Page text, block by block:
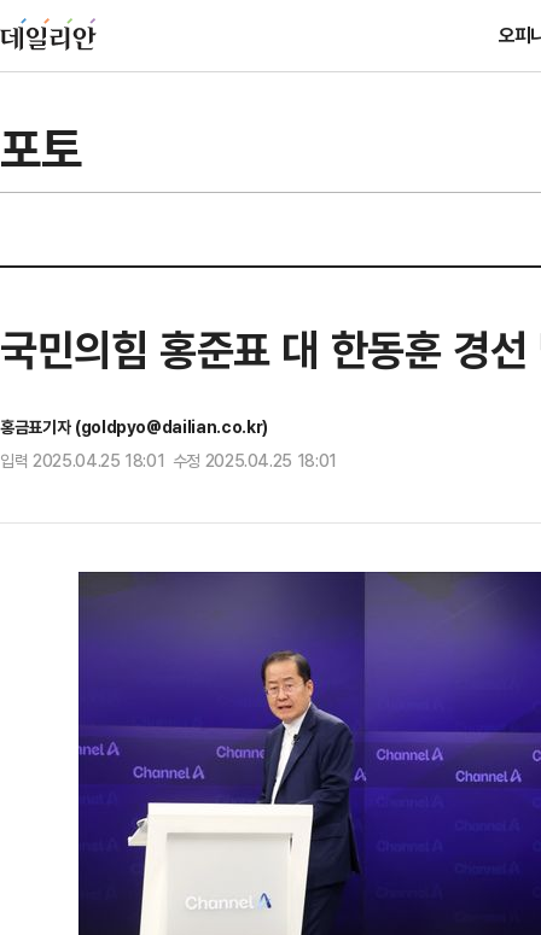
오피
포토
국민의힘 홍준표 대 한동훈 경
홍금표기자 (goldpyo@dailian.co.kr)
입력 2025.04.25 18:01 수정 2025.04.25 18:01